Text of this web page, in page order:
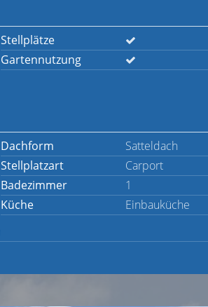
Stellplätze
Gartennutzung
Dachform
Satteldach
Stellplatzart
Carport
Badezimmer
1
Küche
Einbauküche